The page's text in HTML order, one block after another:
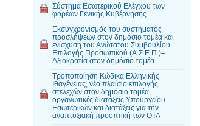
Σύστημα Εσωτερικού Ελέγχου των
φορέων Γενικής Κυβέρνησης
Εκσυγχρονισμός του συστήματος
προσλήψεων στον δημόσιο τομέα και
ενίσχυση του Ανώτατου Συμβουλίου
Επιλογής Προσωπικού (Α.Σ.Ε.Π.)–
Αξιοκρατία στον δημόσιο τομέα
Τροποποίηση Κώδικα Ελληνικής
Ιθαγένειας, νέο πλαίσιο επιλογής
στελεχών στον δημόσιο τομέα,
οργανωτικές διατάξεις Υπουργείου
Εσωτερικών και διατάξεις για την
αναπτυξιακή προοπτική των ΟΤΑ